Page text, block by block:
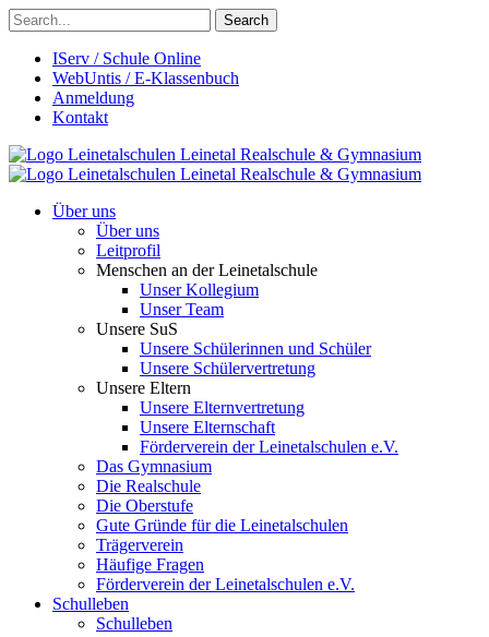
Search
IServ / Schule Online
WebUntis / E-Klassenbuch
Anmeldung
Kontakt
Leinetalschulen Leinetal Realschule & Gymnasium
Leinetalschulen Leinetal Realschule & Gymnasium
Über uns
Über uns
Leitprofil
Menschen an der Leinetalschule
Unser Kollegium
Unser Team
Unsere SuS
Unsere Schülerinnen und Schüler
Unsere Schülervertretung
Unsere Eltern
Unsere Elternvertretung
Unsere Elternschaft
Förderverein der Leinetalschulen e.V.
Das Gymnasium
Die Realschule
Die Oberstufe
Gute Gründe für die Leinetalschulen
Trägerverein
Häufige Fragen
Förderverein der Leinetalschulen e.V.
Schulleben
Schulleben